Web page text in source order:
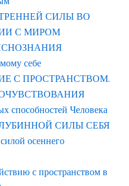
СИЛЫ ВО
С МИРОМ
себе
С ПРОСТРАНСТВОМ.
способностей Человека
СИЛЫ СЕБЯ
осеннего
с пространством в